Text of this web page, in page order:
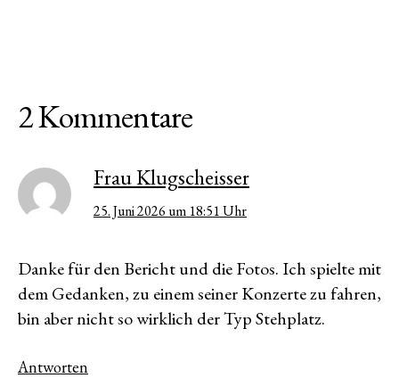
2 Kommentare
Frau Klugscheisser
25. Juni 2026 um 18:51 Uhr
Danke für den Bericht und die Fotos. Ich spielte mit
dem Gedanken, zu einem seiner Konzerte zu fahren,
bin aber nicht so wirklich der Typ Stehplatz.
Antworten